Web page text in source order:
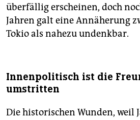
überfällig erscheinen, doch
Jahren galt eine Annäherung
Tokio als nahezu undenkbar.
Innenpolitisch ist die
umstritten
Die historischen Wunden, weil